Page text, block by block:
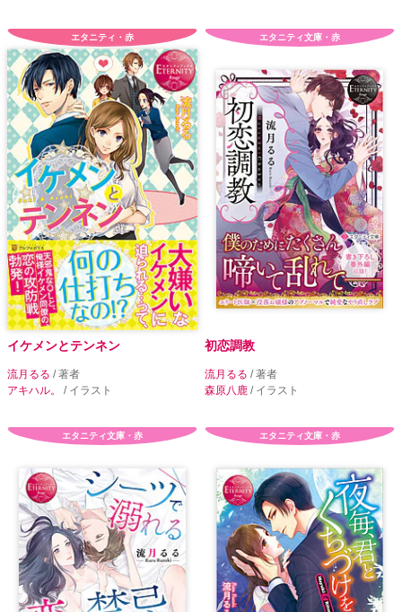
エタニティ・赤
イケメンとテンネン
流月るる / 著者
アキハル。 / イラスト
エタニティ文庫・赤
初恋調教
流月るる / 著者
森原八鹿 / イラスト
エタニティ文庫・赤 エタニティ文庫・赤